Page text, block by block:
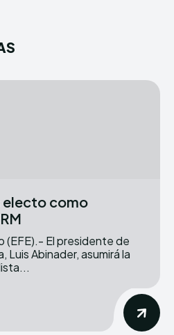
electo como
(EFE).- El presidente de
Luis Abinader, asumirá la